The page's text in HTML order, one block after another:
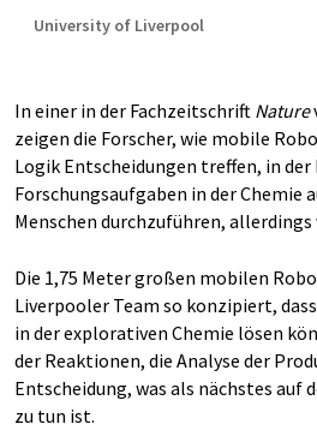
University of Liverpool
In einer in der Fachzeitschrift Nature
zeigen die Forscher, wie mobile
Logik Entscheidungen treffen, in der
Forschungsaufgaben in der Chemie
Menschen durchzuführen, allerdings
Die 1,75 Meter großen mobilen
Liverpooler Team so konzipiert,
in der explorativen Chemie lösen
der Reaktionen, die Analyse der
Entscheidung, was als nächstes auf
zu tun ist.